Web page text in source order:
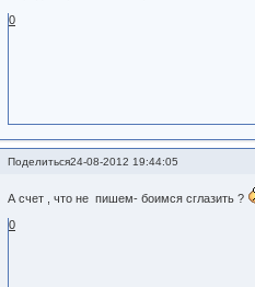
0
Поделиться24-08-2012 19:44:05
А счет , что не пишем- боимся сглазить ?
0